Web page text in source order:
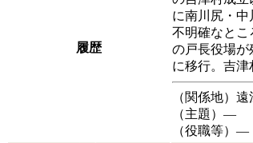
履歴
に南川尻・
不明確なとこ
の戸長役場が
に移行。吉津
（関係地）
（主題）―
（役職等）―